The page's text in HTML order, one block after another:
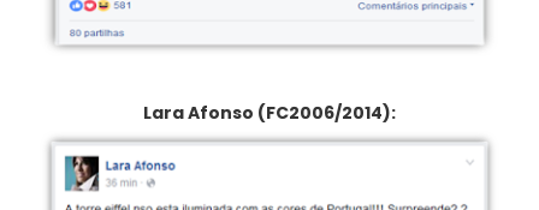
Lara Afonso (FC2006/2014):